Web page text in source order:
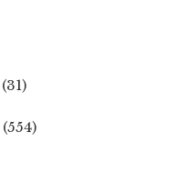
(31)
(554)